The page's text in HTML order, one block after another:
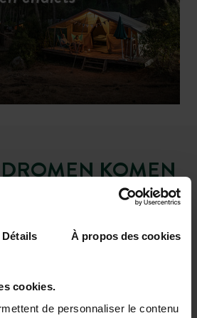
Détails À propos des cookies
cookies.
de personnaliser le contenu
mountainbike- en
door hetregionale
Alpilles
provençaalse
Camarguein de nabije
van de camping
KOMEN
FONTVIEILLE